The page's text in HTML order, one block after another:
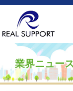
業界ニュー